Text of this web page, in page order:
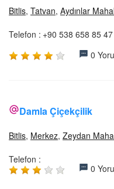
Bitlis, Tatvan, Aydınlar
Telefon : +90 538 658 85
0
Damla Çiçekçilik
Bitlis, Merkez, Zeydan
Telefon :
0